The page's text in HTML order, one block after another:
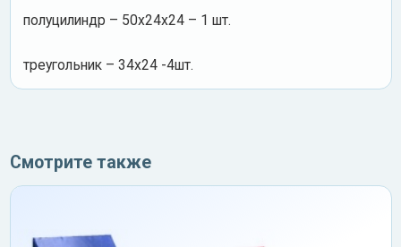
полуцилиндр – 50х24х24 – 1 шт.
треугольник – 34х24 -4шт.
Смотрите также